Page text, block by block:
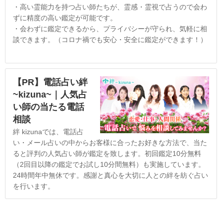
・高い霊能力を持つ占い師たちが、霊感・霊視で占うので会わ
ずに精度の高い鑑定が可能です。
・会わずに鑑定できるから、プライバシーが守られ、気軽に相
談できます。（コロナ禍でも安心・安全に鑑定ができます！）
【PR】電話占い絆
~kizuna~｜人気占
い師の当たる電話
相談
絆 kizunaでは、電話占
い・メール占いの中からお客様に合ったお好きな方法で、当た
ると評判の人気占い師が鑑定を致します。初回鑑定10分無料
（2回目以降の鑑定でお試し10分間無料）も実施しています。
24時間年中無休です。感謝と真心を大切に人との絆を紡ぐ占い
を行います。